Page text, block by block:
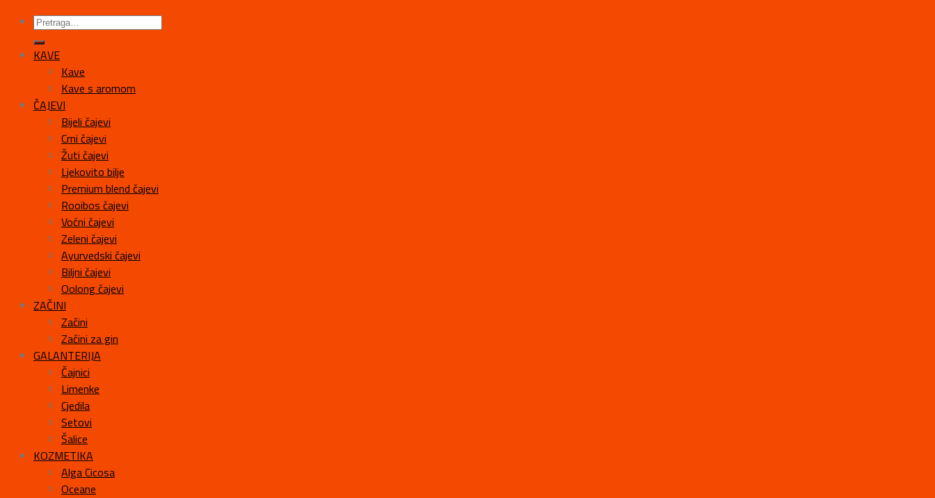
KAVE
Kave
Kave s aromom
ČAJEVI
Bijeli čajevi
Crni čajevi
Žuti čajevi
Ljekovito bilje
Premium blend čajevi
Rooibos čajevi
Voćni čajevi
Zeleni čajevi
Ayurvedski čajevi
Biljni čajevi
Oolong čajevi
ZAČINI
Začini
Začini za gin
GALANTERIJA
Čajnici
Limenke
Cjedila
Setovi
Šalice
KOZMETIKA
Alga Cicosa
Oceane